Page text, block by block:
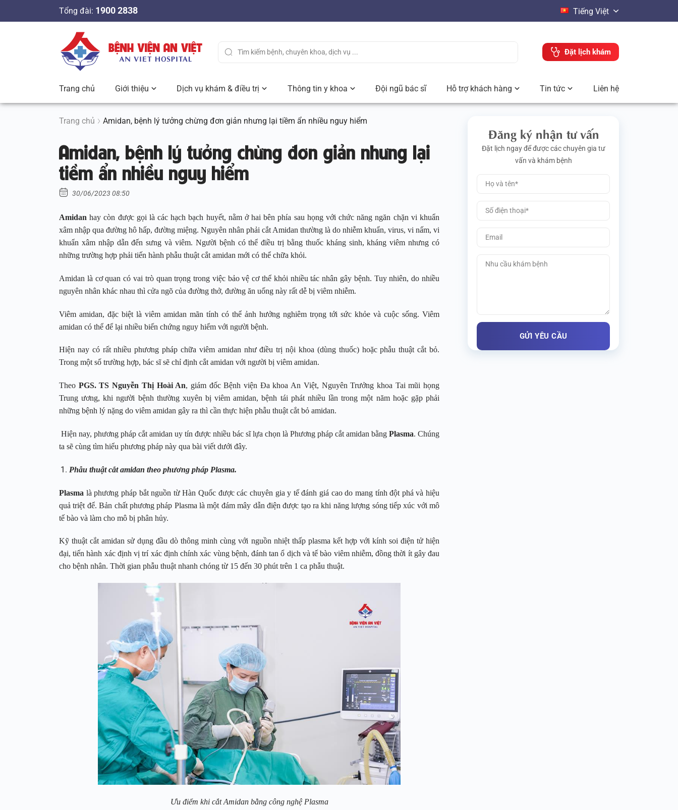
n
Tổng đài: 1900 2838 Tiếng Việt
Đặt lịch khám
Trang chủ Giới thiệu Dịch vụ khám & điều trị Thông tin y khoa Đội ngũ bác sĩ Hỗ trợ khách hàng Tin tức Liên hệ
Trang chủ Amidan, bệnh lý tưởng chừng đơn giản nhưng lại tiềm ẩn nhiều nguy hiểm
Amidan, bệnh lý tưởng chừng đơn giản nhưng lại
tiềm ẩn nhiều nguy hiểm
30/06/2023 08:50
Amidan hay còn được gọi là các hạch bạch huyết, nằm ở hai bên phía sau họng với chức năng ngăn chặn vi khuẩn
xâm nhập qua đường hô hấp, đường miệng. Nguyên nhân phải cắt Amidan thường là do nhiễm khuẩn, virus, vi nấm, vi
khuẩn xâm nhập dẫn đến sưng và viêm. Người bệnh có thể điều trị bằng thuốc kháng sinh, kháng viêm nhưng có
những trường hợp phải tiến hành phẫu thuật cắt amidan mới có thể chữa khỏi.
Amidan là cơ quan có vai trò quan trọng trong việc bảo vệ cơ thể khỏi nhiều tác nhân gây bệnh. Tuy nhiên, do nhiều
nguyên nhân khác nhau thì cửa ngõ của đường thở, đường ăn uống này rất dễ bị viêm nhiễm.
Viêm amidan, đặc biệt là viêm amidan mãn tính có thể ảnh hưởng nghiêm trọng tới sức khỏe và cuộc sống. Viêm
amidan có thể để lại nhiều biến chứng nguy hiểm với người bệnh.
Hiện nay có rất nhiều phương pháp chữa viêm amidan như điều trị nội khoa (dùng thuốc) hoặc phẫu thuật cắt bỏ.
Trong một số trường hợp, bác sĩ sẽ chỉ định cắt amidan với người bị viêm amidan.
Theo PGS. TS Nguyễn Thị Hoài An, giám đốc Bệnh viện Đa khoa An Việt, Nguyên Trưởng khoa Tai mũi họng
Trung ương, khi người bệnh thường xuyên bị viêm amidan, bệnh tái phát nhiều lần trong một năm hoặc gặp phải
những bệnh lý nặng do viêm amidan gây ra thì cần thực hiện phẫu thuật cắt bỏ amidan.
Hiện nay, phương pháp cắt amidan uy tín được nhiều bác sĩ lựa chọn là Phương pháp cắt amidan bằng Plasma. Chúng
ta sẽ cùng tìm hiểu phương pháp này qua bài viết dưới đây.
Phẫu thuật cắt amidan theo phương pháp Plasma.
Plasma là phương pháp bắt nguồn từ Hàn Quốc được các chuyên gia y tế đánh giá cao do mang tính đột phá và hiệu
quả triệt để. Bản chất phương pháp Plasma là một đám mây dẫn điện được tạo ra khi năng lượng sóng tiếp xúc với mô
tế bào và làm cho mô bị phân hủy.
Kỹ thuật cắt amidan sử dụng đầu dò thông minh cùng với nguồn nhiệt thấp plasma kết hợp với kính soi điện tử hiện
đại, tiến hành xác định vị trí xác định chính xác vùng bệnh, đánh tan ổ dịch và tế bào viêm nhiễm, đồng thời ít gây đau
cho bệnh nhân. Thời gian phẫu thuật nhanh chóng từ 15 đến 30 phút trên 1 ca phẫu thuật.
Ưu điểm khi cắt Amidan bằng công nghệ Plasma
Đăng ký nhận tư vấn
Đặt lịch ngay để được các chuyên gia tư
vấn và khám bệnh